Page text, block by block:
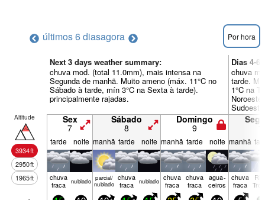
últimos 6 diasagora Por hora
Next 3 days weather summary:
chuva mod. (total 11.0mm), mais intensa na
Segunda de manhã. Muito ameno (máx. 11°C no
Sábado à tarde, mín 3°C na Sexta à tarde).
principalmente rajadas.
Dias 4-6
chuva
tarde.
1°C na
Altitude
3934ft
2950ft
1965ft
Sex
7
Sábado
8
Domingo
9
tarde noite manhã tarde noite manhã tarde noite manhã
chuva
fraca nubl­ado parcial/
nublado
chuva
fraca nubl­ado chuva
fraca
chuva
fraca
agua­
ceiros
chuva
fraca